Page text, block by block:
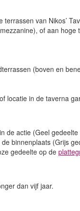
van Nikos’
of aan
(boven en
locatie in de taverna
de actie (Geel
binnenplaats (Grijs
gedeelte op de
dan vijf jaar.